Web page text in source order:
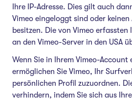
Ihre IP-Adresse. Dies gilt auch
Vimeo eingeloggt sind oder
besitzen. Die von Vimeo
an den Vimeo-Server in den USA
Wenn Sie in Ihrem Vimeo-Account
ermöglichen Sie Vimeo, Ihr
persönlichen Profil zuzuordnen.
verhindern, indem Sie sich aus